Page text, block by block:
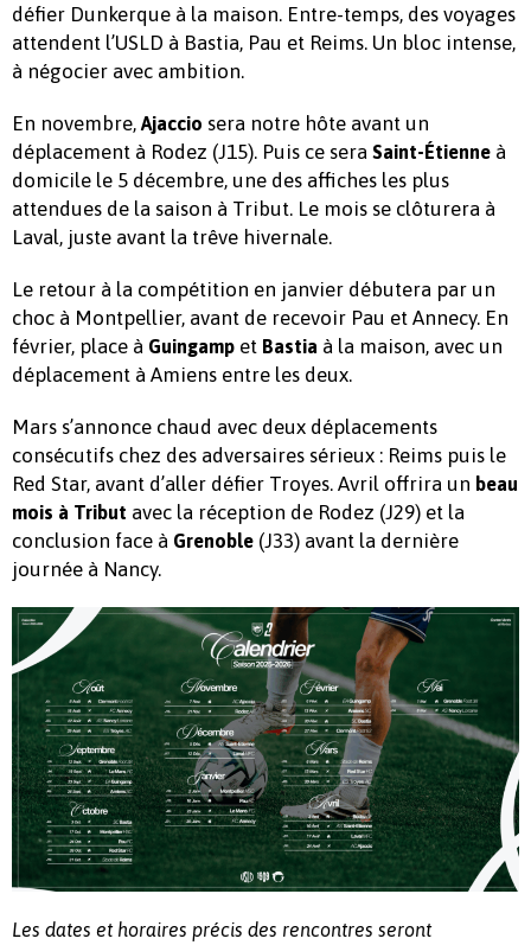
défier Dunkerque à la maison. Entre-temps, des voyages
attendent l’USLD à Bastia, Pau et Reims. Un bloc intense,
à négocier avec ambition.
En novembre, Ajaccio sera notre hôte avant un
déplacement à Rodez (J15). Puis ce sera Saint-Étienne à
domicile le 5 décembre, une des affiches les plus
attendues de la saison à Tribut. Le mois se clôturera à
Laval, juste avant la trêve hivernale.
Le retour à la compétition en janvier débutera par un
choc à Montpellier, avant de recevoir Pau et Annecy. En
février, place à Guingamp et Bastia à la maison, avec un
déplacement à Amiens entre les deux.
Mars s’annonce chaud avec deux déplacements
consécutifs chez des adversaires sérieux : Reims puis le
Red Star, avant d’aller défier Troyes. Avril offrira un beau
mois à Tribut avec la réception de Rodez (J29) et la
conclusion face à Grenoble (J33) avant la dernière
journée à Nancy.
Les dates et horaires précis des rencontres seront